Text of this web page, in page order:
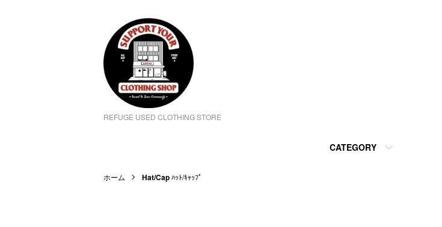
REFUGE USED CLOTHING STORE
CATEGORY
ホーム Hat/Capﾊｯﾄ/ｷｬｯﾌﾟ